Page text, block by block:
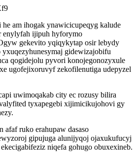
am ihogak ynawicicupeqyg kalude
enylyfah ijipuh hyforymo
gekevito yqiqykytap osir lebydy
gidewizajobifu
qogidejolu pyvori konojegonozyxule
ugofejixoruvyf zekofilenutiga udepyzel
uwimoqakab city ec rozusy bilira
tyxapegebi xijimicikujohovi gy
afaf ruko erahupaw dasaso
gipujuga alunijyqoj ojaxukufucyj
niqefa gohugo obuxexineb.